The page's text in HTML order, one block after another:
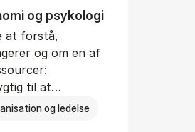
og psy­ko­lo­gi
at forstå,
og om en af
til at…
og ledelse